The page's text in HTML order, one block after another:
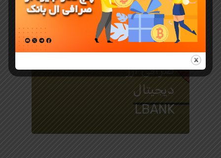
معاملات
فیوچرز
(Short) در
صرافی ارز
دیجیتال
LBANK